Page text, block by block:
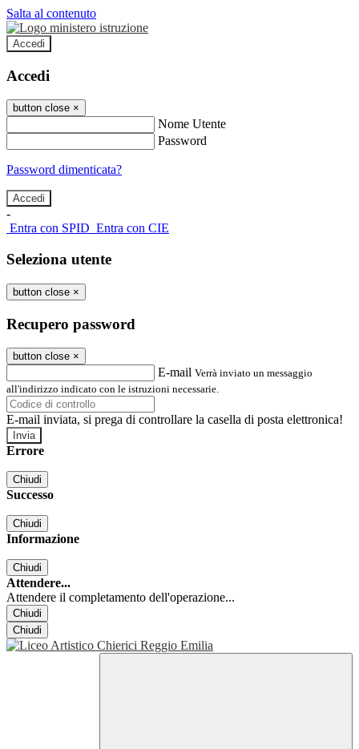
Salta al contenuto
Accedi
Accedi
button close ×
Nome Utente
Password
Password dimenticata?
-
Entra con SPID Entra con CIE
Seleziona utente
button close ×
Recupero password
button close ×
E-mail Verrà inviato un messaggio
all'indirizzo indicato con le istruzioni necessarie.
E-mail inviata, si prega di controllare la casella di posta elettronica!
Errore
Chiudi
Successo
Chiudi
Informazione
Chiudi
Attendere...
Attendere il completamento dell'operazione...
Chiudi
Chiudi